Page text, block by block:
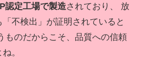
認定工場で製造されており、 放
不検出」が証明されていると
ものだからこそ、品質への信頼
。